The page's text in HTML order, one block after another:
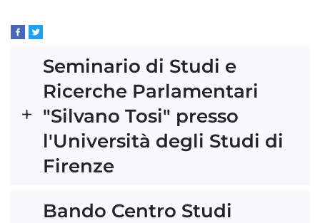
Seminario di Studi e
Ricerche Parlamentari
"Silvano Tosi" presso
l'Università degli Studi di
Firenze
Bando Centro Studi